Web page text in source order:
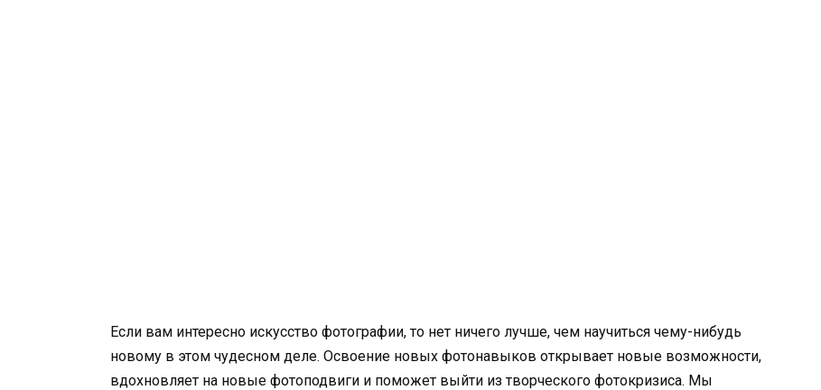
Если вам интересно искусство фотографии, то нет ничего лучше, чем научиться чему-нибудь
новому в этом чудесном деле. Освоение новых фотонавыков открывает новые возможности,
вдохновляет на новые фотоподвиги и поможет выйти из творческого фотокризиса. Мы